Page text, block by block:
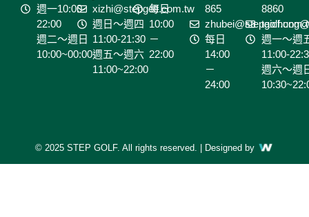
週一10:00-
22:00
週二～週日
10:00~00:00
xizhi@stepgolf.com.tw
週日～週四
11:00-21:30
週五～週六
11:00~22:00
每日
10:00
－
22:00
865
每日
14:00
－
24:00
8860
週一～週
11:00-
週六～週
© 2025 STEP GOLF. All rights reserved. | Designed by